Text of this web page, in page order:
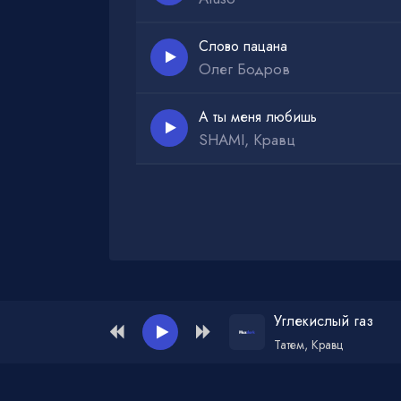
Слово пацана
Олег Бодров
А ты меня любишь
SHAMI, Кравц
Администрация для жалоб и рекламы:
Углекислый газ
Татем, Кравц